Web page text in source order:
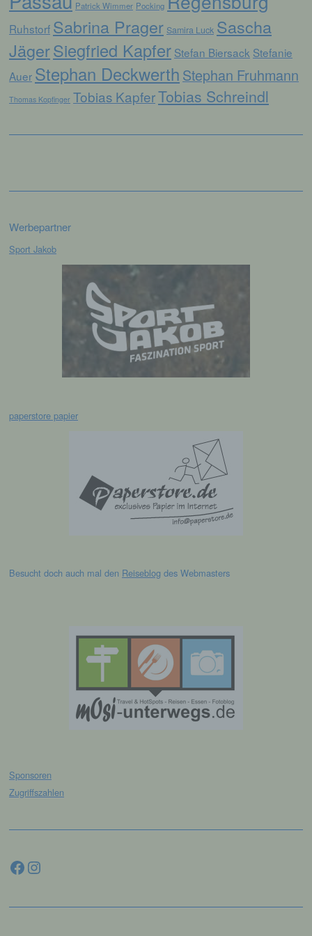
Patrick Wimmer Pocking
Ruhstorf Sabrina Prager Samira Luck Sascha
JägerSiegfried Kapfer Stefan Biersack Stefanie
Auer Stephan Deckwerth Stephan Fruhmann
Thomas Kopfinger Tobias KapferTobias Schreindl
Werbepartner
Sport Jakob
paperstore papier
Besucht doch auch mal den Reiseblog des Webmasters
Sponsoren
Zugriffszahlen
Facebook
und technischen und organisatorischen
Maßnahmen unterliegen, die gewährleisten,
dass die personenbezogenen Daten nicht
einer identifizierten oder identifizierbaren
natürlichen Person zugewiesen werden.
g) Verantwortlicher oder für die
Sind die Zwecke und Mittel dieser
so kann der Verantwortliche
beziehungsweise können die bestimmten
Kriterien seiner Benennung nach dem
Unionsrecht oder dem Recht der
Mitgliedstaaten vorgesehen werden.
h) Auftragsverarbeiter
juristische Person, Behörde, Einrichtung
oder andere Stelle, die personenbezogene
Daten im Auftrag des Verantwortlichen
i) Empfänger
Empfänger ist eine natürliche oder juristische
es sich bei ihr um einen Dritten handelt oder
personenbezogene Daten erhalten, gelten
jedoch nicht als Empfänger.
j) Dritter
unmittelbaren Verantwortung des
personenbezogenen Daten zu verarbeiten.
Einwilligung ist jede von der betroffenen